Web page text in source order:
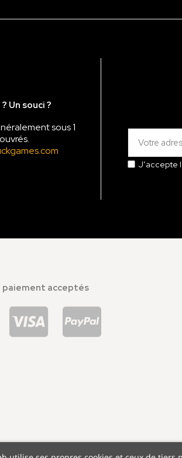
Un souci ?
sous 1
J’accepte
paiement acceptés